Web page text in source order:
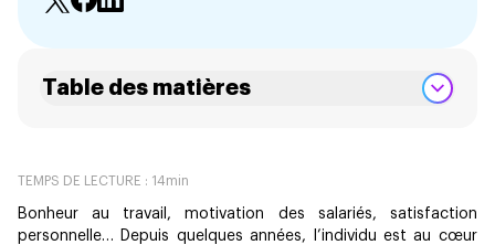
TEMPS DE LECTURE : 14min
Bonheur au travail, motivation des salariés, satisfaction
personnelle… Depuis quelques années, l’individu est au cœur
Table des matières